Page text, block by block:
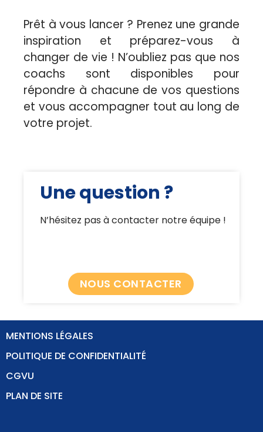
Prêt à vous lancer ? Prenez une grande
inspiration et préparez-vous à
changer de vie ! N’oubliez pas que nos
coachs sont disponibles pour
répondre à chacune de vos questions
et vous accompagner tout au long de
votre projet.
Une question ?
N’hésitez pas à contacter notre équipe !
NOUS CONTACTER
MENTIONS LÉGALES
POLITIQUE DE CONFIDENTIALITÉ
CGVU
PLAN DE SITE